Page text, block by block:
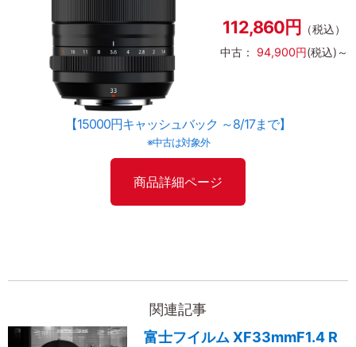
112,860円 （税込）
中古： 94,900円(税込)～
【15000円キャッシュバック ～8/17まで】
※中古は対象外
商品詳細ページ
関連記事
富士フイルム XF33mmF1.4 R